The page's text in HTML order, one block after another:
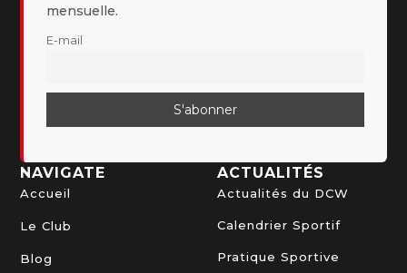
mensuelle.
E-mail
NAVIGATE
Accueil
Le Club
Blog
ACTUALITÉS
Actualités du DCW
Calendrier Sportif
Pratique Sportive